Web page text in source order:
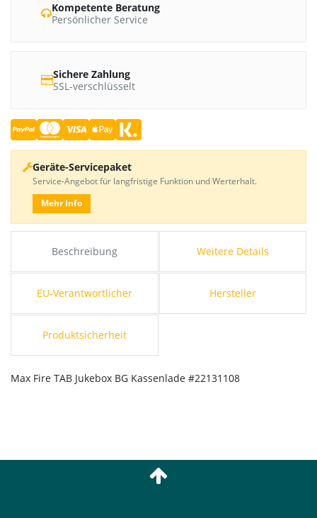
Beschreibung Weitere Details
EU-Verantwortlicher Hersteller
Produktsicherheit
Max Fire TAB Jukebox BG Kassenlade #22131108
Kompetente Beratung
Persönlicher Service
Sichere Zahlung
SSL-verschlüsselt
Geräte-Servicepaket
Service-Angebot für langfristige Funktion und Werterhalt.
Mehr Info